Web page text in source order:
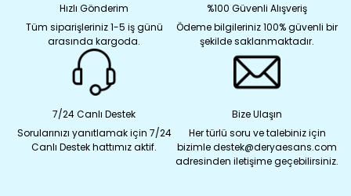
Hızlı Gönderim
Tüm siparişleriniz 1-5 iş günü
arasında kargoda.
%100 Güvenli Alışveriş
Ödeme bilgileriniz 100% güvenli bir
şekilde saklanmaktadır.
7/24 Canlı Destek
Sorularınızı yanıtlamak için 7/24
Canlı Destek hattımız aktif.
Bize Ulaşın
Her türlü soru ve talebiniz için
bizimle destek@deryaesans.com
adresinden iletişime geçebilirsiniz.